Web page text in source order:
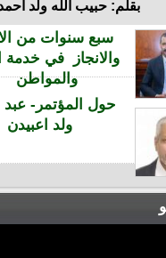
بقلم: حبيب الله ولد
سبع سنوات من
والانجاز في خدمة
والمواطن
حول المؤتمر- عبد
ولد اعبيدن